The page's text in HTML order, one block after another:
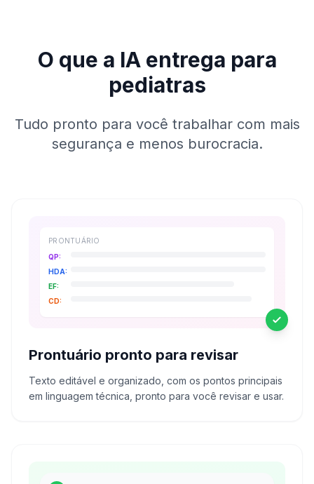
O que a IA entrega para
pediatras
Tudo pronto para você trabalhar com mais
segurança e menos burocracia.
PRONTUÁRIO
QP:
HDA:
EF:
CD:
Prontuário pronto para revisar
Texto editável e organizado, com os pontos principais
em linguagem técnica, pronto para você revisar e usar.